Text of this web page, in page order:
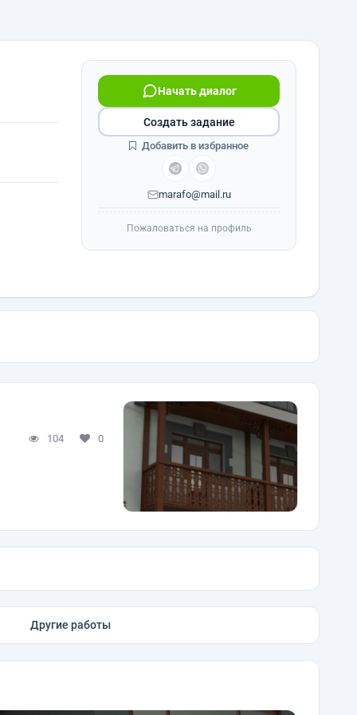
Начать диалог
marafo@mail.ru
Создать задание
Добавить в избранное
Пожаловаться на профиль
104 0
Другие работы